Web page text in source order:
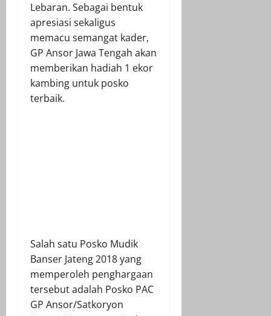
Lebaran. Sebagai bentuk
apresiasi sekaligus
memacu semangat kader,
GP Ansor Jawa Tengah akan
memberikan hadiah 1 ekor
kambing untuk posko
terbaik.
Salah satu Posko Mudik
Banser Jateng 2018 yang
memperoleh penghargaan
tersebut adalah Posko PAC
GP Ansor/Satkoryon